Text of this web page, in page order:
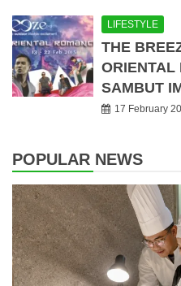
LIFESTYLE
THE
ORIENTAL
SAMBUT
17 February
POPULAR NEWS